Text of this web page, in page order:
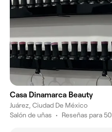
Casa Dinamarca Beauty
Juárez, Ciudad De México
Salón de uñas • Reseñas para 50